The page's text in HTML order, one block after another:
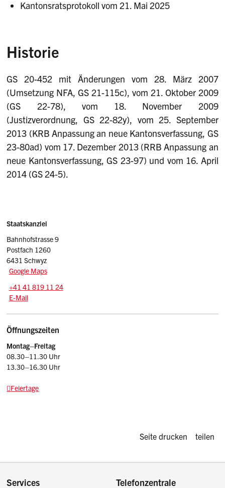
Kantonsratsprotokoll vom 21. Mai 2025
Historie
GS 20-452 mit Änderungen vom 28. März 2007
(Umsetzung NFA, GS 21-115c), vom 21. Oktober 2009
(GS 22-78), vom 18. November 2009
(Justizverordnung, GS 22-82y), vom 25. September
2013 (KRB Anpassung an neue Kantonsverfassung, GS
23-80ad) vom 17. Dezember 2013 (RRB Anpassung an
neue Kantonsverfassung, GS 23-97) und vom 16. April
2014 (GS 24-5).
Sidebar
Adresse
Staatskanzlei
Bahnhofstrasse 9
Postfach 1260
6431 Schwyz
Google Maps
Tel.:
+41 41 819 11 24
E-Mail: srsz
E-Mail
Öffnungszeiten
Montag–Freitag
08.30–11.30 Uhr
13.30–16.30 Uhr
Feiertage
Diese Seite
Seite drucken teilen
Services Telefonzentrale